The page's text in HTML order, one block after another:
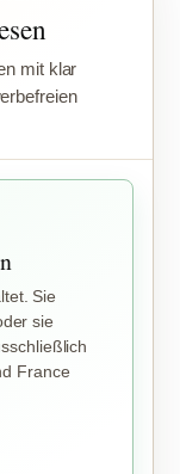
mit klar
Sie
sie
France